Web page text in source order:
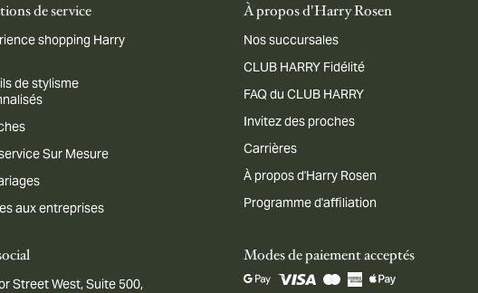
de service
shopping Harry
de stylisme
Sur Mesure
aux entreprises
À propos d'Harry Rosen
Nos succursales
CLUB HARRY Fidélité
FAQ du CLUB HARRY
Invitez des proches
Carrières
À propos d'Harry Rosen
Programme d'affiliation
Street West, Suite 500,
Modes de paiement acceptés